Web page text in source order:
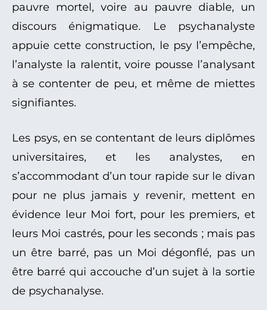
pauvre mortel, voire au pauvre diable, un
discours énigmatique. Le psychanalyste
appuie cette construction, le psy l’empêche,
l’analyste la ralentit, voire pousse l’analysant
à se contenter de peu, et même de miettes
signifiantes.
Les psys, en se contentant de leurs diplômes
universitaires, et les analystes, en
s’accommodant d’un tour rapide sur le divan
pour ne plus jamais y revenir, mettent en
évidence leur Moi fort, pour les premiers, et
leurs Moi castrés, pour les seconds ; mais pas
un être barré, pas un Moi dégonflé, pas un
être barré qui accouche d’un sujet à la sortie
de psychanalyse.